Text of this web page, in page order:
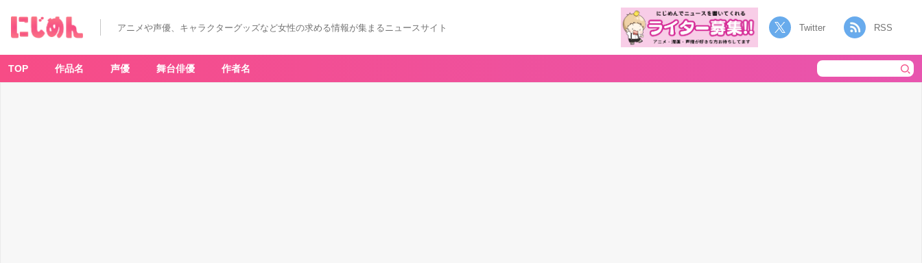
アニメや声優、キャラクターグッズなど女性の求める情報が集まるニュースサイト Twitter RSS
TOP 作品名 声優 舞台俳優 作者名